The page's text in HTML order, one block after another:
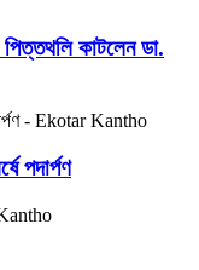
পিত্তথলি কাটলেন ডা.
পদার্পণ